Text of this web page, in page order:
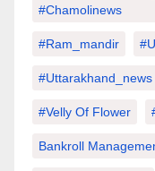
#chamolinews
#Ram_mandir
#velly Of Flower
Bankroll